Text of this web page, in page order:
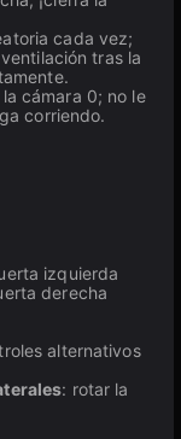
cada vez;
tras la
cámara 0; no le
corriendo.
izquierda
derecha
alternativos
: rotar la